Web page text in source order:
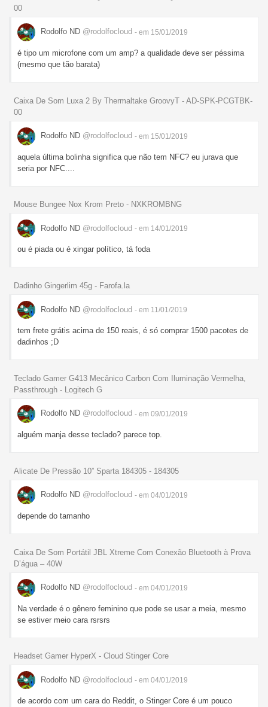
00
Rodolfo ND @rodolfocloud - em 15/01/2019
é tipo um microfone com um amp? a qualidade deve ser péssima
(mesmo que tão barata)
Caixa De Som Luxa 2 By Thermaltake GroovyT - AD-SPK-PCGTBK-
00
Rodolfo ND @rodolfocloud - em 15/01/2019
aquela última bolinha significa que não tem NFC? eu jurava que
seria por NFC....
Mouse Bungee Nox Krom Preto - NXKROMBNG
Rodolfo ND @rodolfocloud - em 14/01/2019
ou é piada ou é xingar político, tá foda
Dadinho Gingerlim 45g - Farofa.la
Rodolfo ND @rodolfocloud - em 11/01/2019
tem frete grátis acima de 150 reais, é só comprar 1500 pacotes de
dadinhos ;D
Teclado Gamer G413 Mecânico Carbon Com Iluminação Vermelha,
Passthrough - Logitech G
Rodolfo ND @rodolfocloud - em 09/01/2019
alguém manja desse teclado? parece top.
Alicate De Pressão 10” Sparta 184305 - 184305
Rodolfo ND @rodolfocloud - em 04/01/2019
depende do tamanho
Caixa De Som Portátil JBL Xtreme Com Conexão Bluetooth à Prova
D’água – 40W
Rodolfo ND @rodolfocloud - em 04/01/2019
Na verdade é o gênero feminino que pode se usar a meia, mesmo
se estiver meio cara rsrsrs
Headset Gamer HyperX - Cloud Stinger Core
Rodolfo ND @rodolfocloud - em 04/01/2019
de acordo com um cara do Reddit, o Stinger Core é um pouco